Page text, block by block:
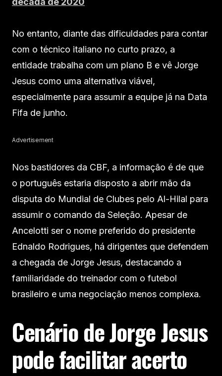
No entanto, diante das dificuldades para contar
com o técnico italiano no curto prazo, a
entidade trabalha com um plano B e vê Jorge
Jesus como uma alternativa viável,
especialmente para assumir a equipe já na Data
Fifa de junho.
Advertisement
Nos bastidores da CBF, a informação é de que
o português estaria disposto a abrir mão da
disputa do Mundial de Clubes pelo Al-Hilal para
assumir o comando da Seleção. Apesar de
Ancelotti ser o nome preferido do presidente
Ednaldo Rodrigues, há dirigentes que defendem
a chegada de Jorge Jesus, destacando a
familiaridade do treinador com o futebol
brasileiro e uma negociação menos complexa.
Cenário de Jorge Jesus
pode facilitar acerto